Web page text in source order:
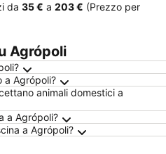
da ‎35 € a ‎203 € (Prezzo per
Agrópoli
a Agrópoli?
animali domestici a
a Agrópoli?
a Agrópoli?